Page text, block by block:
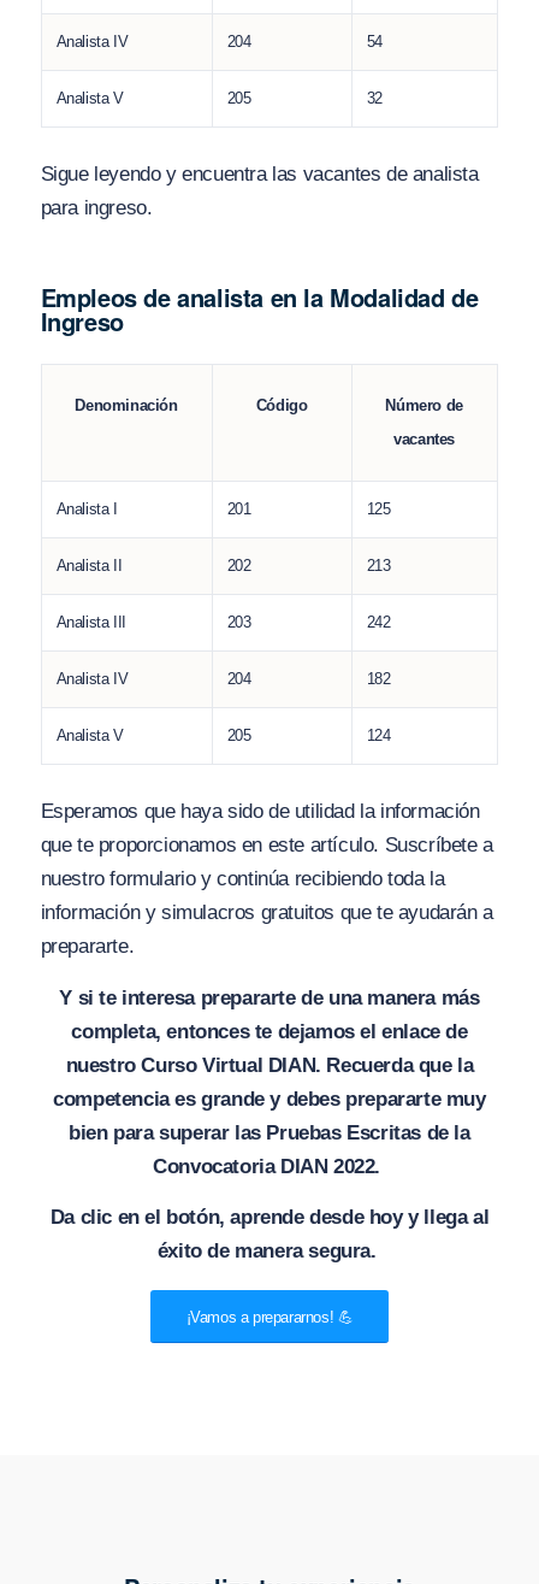
Analista IV 204 54
Analista V 205 32
Sigue leyendo y encuentra las vacantes de analista
para ingreso.
Empleos de analista en la Modalidad de
Ingreso
Denominación Código
Número de
vacantes
Analista I 201 125
Analista II 202 213
Analista III 203 242
Analista IV 204 182
Analista V 205 124
Esperamos que haya sido de utilidad la información
que te proporcionamos en este artículo. Suscríbete a
nuestro formulario y continúa recibiendo toda la
información y simulacros gratuitos que te ayudarán a
prepararte.
Y si te interesa prepararte de una manera más
completa, entonces te dejamos el enlace de
nuestro Curso Virtual DIAN. Recuerda que la
competencia es grande y debes prepararte muy
bien para superar las Pruebas Escritas de la
Convocatoria DIAN 2022.
Da clic en el botón, aprende desde hoy y llega al
éxito de manera segura.
¡Vamos a prepararnos! 💪